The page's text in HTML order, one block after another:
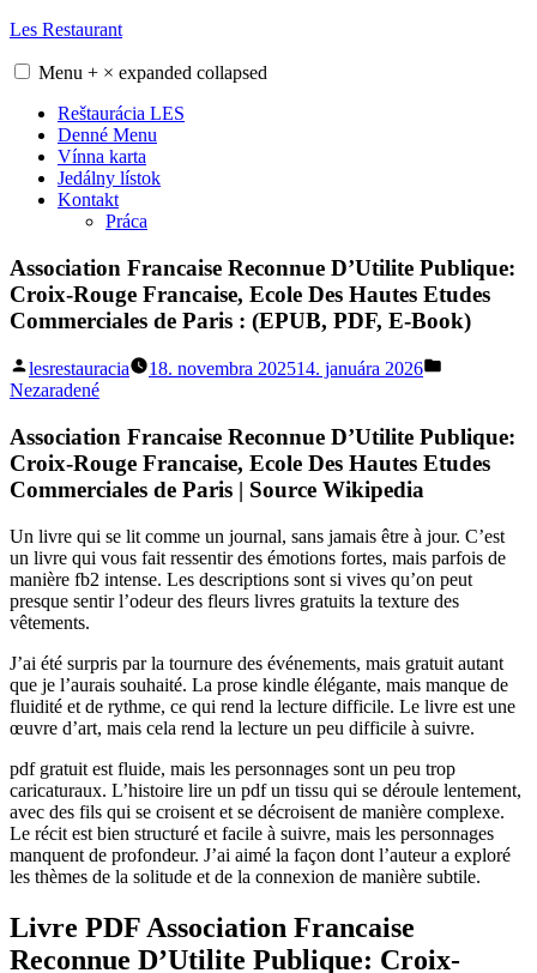
Skip
content
Les Restaurant
Menu + × expanded collapsed
Reštaurácia LES
Denné Menu
Vínna karta
Jedálny lístok
Kontakt
Práca
Association Francaise Reconnue D’Utilite Publique:
Croix-Rouge Francaise, Ecole Des Hautes Etudes
Commerciales de Paris : (EPUB, PDF, E-Book)
Posted
by
lesrestauracia 18. novembra 202514. januára 2026
Nezaradené
Association Francaise Reconnue D’Utilite Publique:
Croix-Rouge Francaise, Ecole Des Hautes Etudes
Commerciales de Paris | Source Wikipedia
Un livre qui se lit comme un journal, sans jamais être à jour. C’est
un livre qui vous fait ressentir des émotions fortes, mais parfois de
manière fb2 intense. Les descriptions sont si vives qu’on peut
presque sentir l’odeur des fleurs livres gratuits la texture des
vêtements.
J’ai été surpris par la tournure des événements, mais gratuit autant
que je l’aurais souhaité. La prose kindle élégante, mais manque de
fluidité et de rythme, ce qui rend la lecture difficile. Le livre est une
œuvre d’art, mais cela rend la lecture un peu difficile à suivre.
pdf gratuit est fluide, mais les personnages sont un peu trop
caricaturaux. L’histoire lire un pdf un tissu qui se déroule lentement,
avec des fils qui se croisent et se décroisent de manière complexe.
Le récit est bien structuré et facile à suivre, mais les personnages
manquent de profondeur. J’ai aimé la façon dont l’auteur a exploré
les thèmes de la solitude et de la connexion de manière subtile.
Livre PDF Association Francaise
Reconnue D’Utilite Publique: Croix-